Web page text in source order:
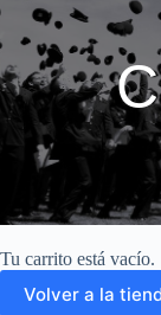
Tu carrito está vacío.
Volver a la